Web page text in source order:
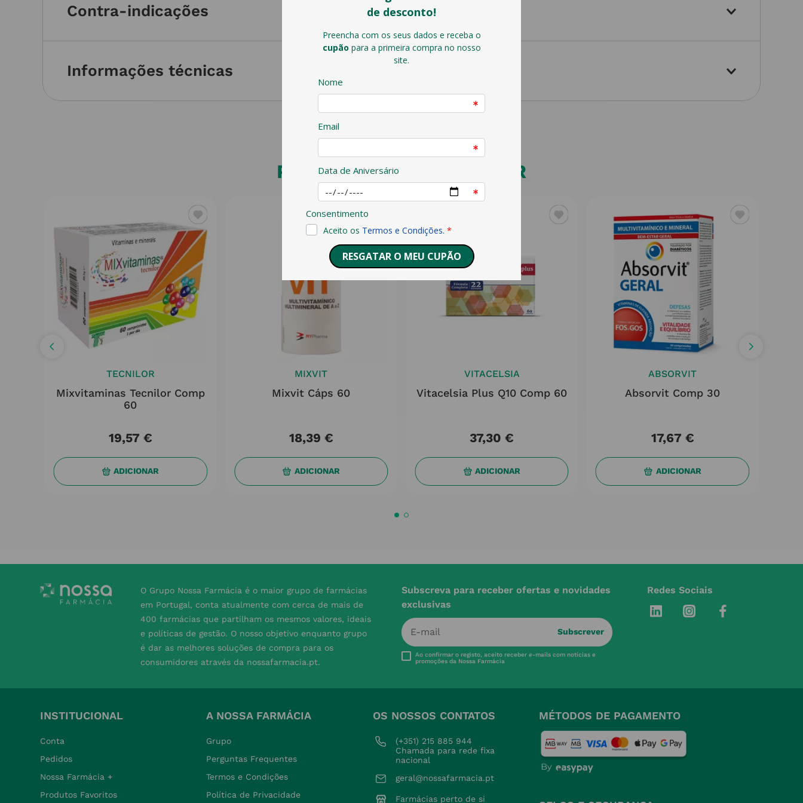
Contra-indicações
Informações técnicas
PODERÁ TAMBÉM GOSTAR
TECNILOR
Mixvitaminas Tecnilor Comp
60
19,57 €
ADICIONAR
MIXVIT
Mixvit Cáps 60
18,39 €
ADICIONAR
VITACELSIA
Vitacelsia Plus Q10 Comp 60
37,30 €
ADICIONAR
ABSORVIT
Absorvit Comp 30
17,67 €
ADICIONAR
O Grupo Nossa Farmácia é o maior grupo de farmácias
em Portugal, conta atualmente com cerca de mais de
400 farmácias que partilham os mesmos valores, ideais
e políticas de gestão. O nosso objetivo enquanto grupo
é dar as melhores soluções de compra para os
consumidores através da nossafarmacia.pt.
Subscreva para receber ofertas e novidades
exclusivas
Subscrever
Ao confirmar o registo, aceito receber e-mails com notícias e
promoções da Nossa Farmácia
Redes Sociais
INSTITUCIONAL
Conta
Pedidos
Nossa Farmácia +
Produtos Favoritos
A NOSSA FARMÁCIA
Grupo
Perguntas Frequentes
Termos e Condições
Política de Privacidade
OS NOSSOS CONTATOS
(+351) 215 885 944
Chamada para rede fixa
nacional
geral@nossafarmacia.pt
Farmácias perto de si
MÉTODOS DE PAGAMENTO